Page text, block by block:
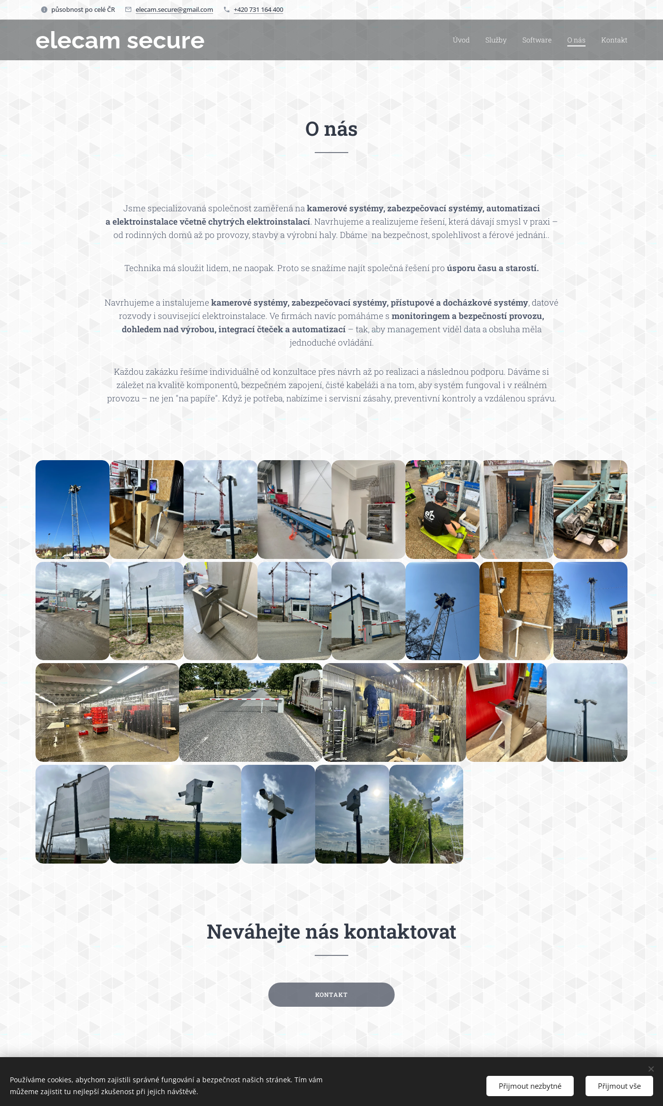
působnost po celé ČR elecam.secure@gmail.com +420 731 164 400
elecam secure Úvod Služby Software O nás Kontakt
O nás
Jsme specializovaná společnost zaměřená nakamerové systémy, zabezpečovací systémy, automatizaci
aelektroinstalace včetně chytrých elektroinstalací. Navrhujeme a realizujeme řešení, která dávají smysl v praxi –
od rodinných domů až po provozy, stavby a výrobní haly. Dbáme na bezpečnost, spolehlivost a férové jednání..
Technika má sloužit lidem, ne naopak. Proto se snažíme najít společná řešení pro úsporu času a starostí.
Navrhujeme a instalujemekamerové systémy, zabezpečovací systémy, přístupové a docházkové systémy, datové
rozvody i související elektroinstalace. Ve firmách navíc pomáháme s monitoringem a bezpečností provozu,
dohledem nad výrobou, integrací čteček a automatizací– tak, aby management viděl data a obsluha měla
jednoduché ovládání.
Každou zakázku řešíme individuálně od konzultace přes návrh až po realizaci a následnou podporu. Dáváme si
záležet na kvalitě komponentů, bezpečném zapojení, čisté kabeláži a na tom, aby systém fungoval i v reálném
provozu – ne jen "na papíře". Když je potřeba, nabízíme i servisní zásahy, preventivní kontroly a vzdálenou správu.
Neváhejte nás kontaktovat
KONTAKT
Používáme cookies, abychom zajistili správné fungování a bezpečnost našich stránek. Tím vám
můžeme zajistit tu nejlepší zkušenost při jejich návštěvě.
Přijmout nezbytné Přijmout vše